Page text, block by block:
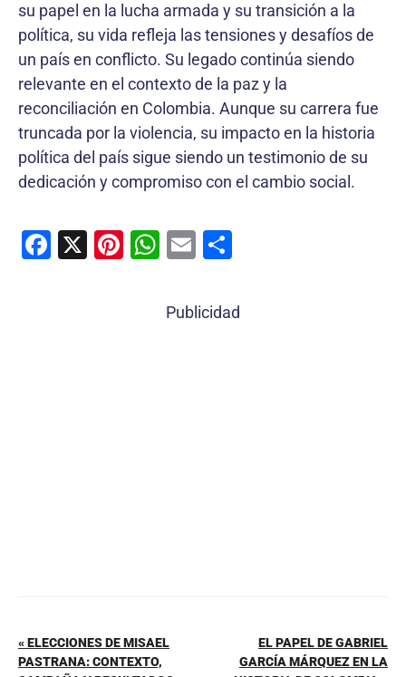
su papel en la lucha armada y su transición a la
política, su vida refleja las tensiones y desafíos de
un país en conflicto. Su legado continúa siendo
relevante en el contexto de la paz y la
reconciliación en Colombia. Aunque su carrera fue
truncada por la violencia, su impacto en la historia
política del país sigue siendo un testimonio de su
dedicación y compromiso con el cambio social.
F
X
Pi W
at
E
ai m
Publicidad
« ELECCIONES DE MISAEL
PASTRANA: CONTEXTO,
EL PAPEL DE GABRIEL
GARCÍA MÁRQUEZ EN LA